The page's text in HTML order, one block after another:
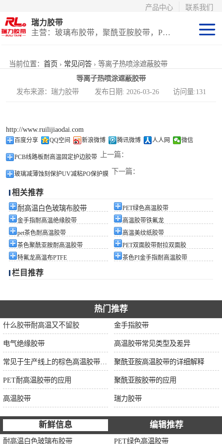
联系我们
产品中心
瑞力胶带
主营：玻璃布胶带，聚酰亚胺胶带，PET高温胶带，耐高温保护膜
当前位置： 首页 › 常见问答 › 等离子热喷涂遮蔽胶带
等离子热喷涂遮蔽胶带
发布来源：瑞力胶带 发布日期: 2026-03-26 访问量:131
http://www.ruilijiaodai.com
百度分享 QQ空间 新浪微博 腾讯微博 人人网 微信
上一篇：
PCB线路板耐高温固定护边胶带
下一篇：
玻璃减薄蚀刻保护UV减粘PO保护膜
相关推荐
耐高温白色玻璃布胶带
PET绿色高温胶带
金手指耐高温绝缘胶带
高温胶带铁氟龙
pet茶色耐高温胶带
高温美纹纸胶带
茶色聚酰亚胺耐高温胶带
PET双面胶带耐拉双面胶
特氟龙高温布PTFE
茶色PI金手指耐高温胶带
栏目推荐
热门推荐
什么胶带耐高温又不留胶 金手指胶带
电气绝缘胶带 高温胶带常见类型及差异
聚酰亚胺高温胶带的详细解释
PET耐高温胶带的应用 聚酰亚胺胶带的应用
高温胶带 瑞力胶带
新鲜信息 编辑推荐
耐高温白色玻璃布胶带 PET绿色高温胶带
聚酰亚胺系列
玻璃布胶带（特
（保护膜）
等离子热喷涂胶
带
防火陶瓷化硅胶
带